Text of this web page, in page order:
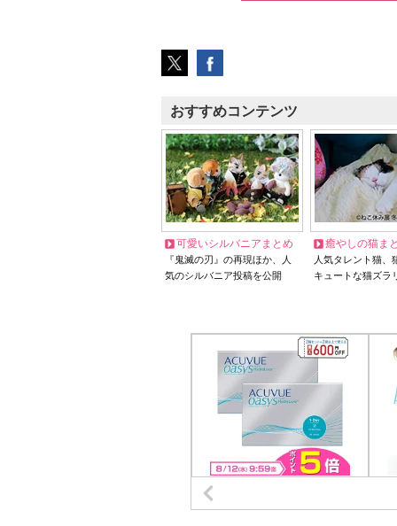
おすすめコンテンツ
可愛いシルバニアまとめ
『鬼滅の刃』の再現ほか、人
気のシルバニア投稿を公開
癒やしの猫ま
人気タレント猫
キュートな猫ズラ